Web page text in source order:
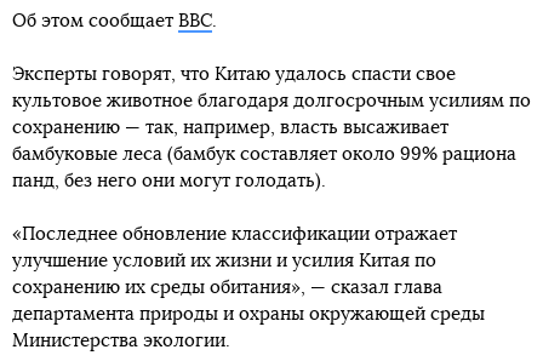
Об этом сообщает BBC.
Эксперты говорят, что Китаю удалось спасти свое
культовое животное благодаря долгосрочным усилиям по
сохранению — так, например, власть высаживает
бамбуковые леса (бамбук составляет около 99% рациона
панд, без него они могут голодать).
«Последнее обновление классификации отражает
улучшение условий их жизни и усилия Китая по
сохранению их среды обитания», — сказал глава
департамента природы и охраны окружающей среды
Министерства экологии.